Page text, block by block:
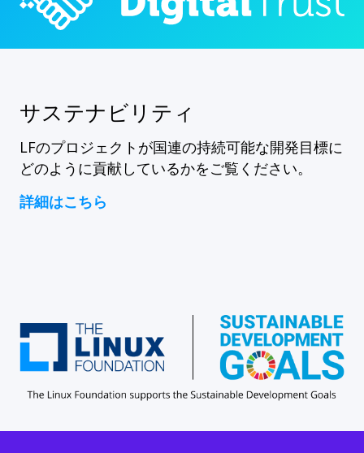
サステナビリティ
LFのプロジェクトが国連の持続可能な開発目標に
どのように貢献しているかをご覧ください。
詳細はこちら